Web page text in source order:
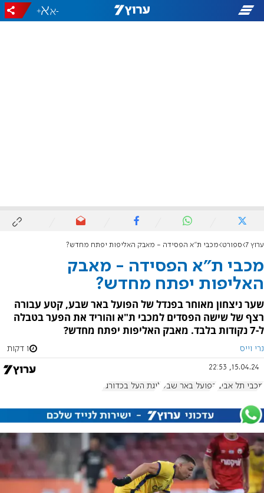
-
+
ערוץ 7 ספורט מכבי ת"א הפסידה - מאבק האליפות יפתח מחדש?
מכבי ת"א הפסידה - מאבק
האליפות יפתח מחדש?
שער ניצחון מאוחר בפנדל של הפועל באר שבע, קטע עבורה
רצף של שישה הפסדים למכבי ת"א והוריד את הפער בטבלה
ל-7 נקודות בלבד. מאבק האליפות יפתח מחדש?
נרי וייס 1 דקות
15.04.24, 22:53
מכבי תל אביב הפועל באר שבע ליגת העל בכדורגל